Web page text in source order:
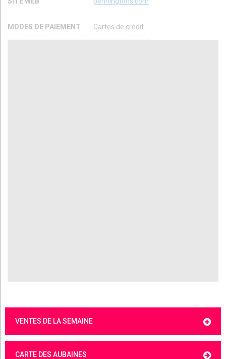
MODES DE PAIEMENT Cartes de crédit
VENTES DE LA SEMAINE
CARTE DES AUBAINES